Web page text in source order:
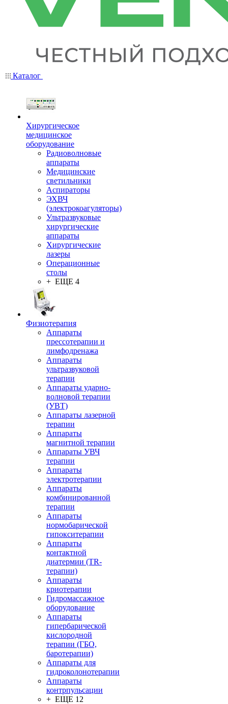
Каталог
Хирургическое
медицинское
оборудование
Радиоволновые
аппараты
Медицинские
светильники
Аспираторы
ЭХВЧ
(электрокоагуляторы)
Ультразвуковые
хирургические
аппараты
Хирургические
лазеры
Операционные
столы
+ ЕЩЕ 4
Физиотерапия
Аппараты
прессотерапии и
лимфодренажа
Аппараты
ультразвуковой
терапии
Аппараты ударно-
волновой терапии
(УВТ)
Аппараты лазерной
терапии
Аппараты
магнитной терапии
Аппараты УВЧ
терапии
Аппараты
электротерапии
Аппараты
комбинированной
терапии
Аппараты
нормобарической
гипокситерапии
Аппараты
контактной
диатермии (TR-
терапии)
Аппараты
криотерапии
Гидромассажное
оборудование
Аппараты
гипербарической
кислородной
терапии (ГБО,
баротерапии)
Аппараты для
гидроколонотерапии
Аппараты
контрпульсации
+ ЕЩЕ 12